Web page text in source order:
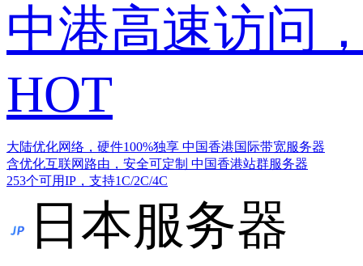
中港高速访问
HOT
大陆优化网络，硬件100%独享 中国香港国际带宽服务器
含优化互联网路由，安全可定制 中国香港站群服务器
253个可用IP，支持1C/2C/4C
日本服务器